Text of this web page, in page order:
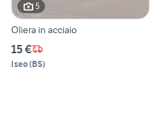
5
Oliera in acciaio
15 €
Iseo(BS)